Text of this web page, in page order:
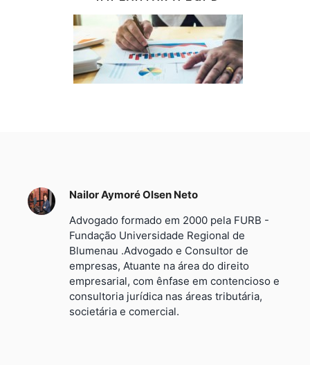
Nailor Aymoré Olsen Neto
Advogado formado em 2000 pela FURB -
Fundação Universidade Regional de
Blumenau .Advogado e Consultor de
empresas, Atuante na área do direito
empresarial, com ênfase em contencioso e
consultoria jurídica nas áreas tributária,
societária e comercial.